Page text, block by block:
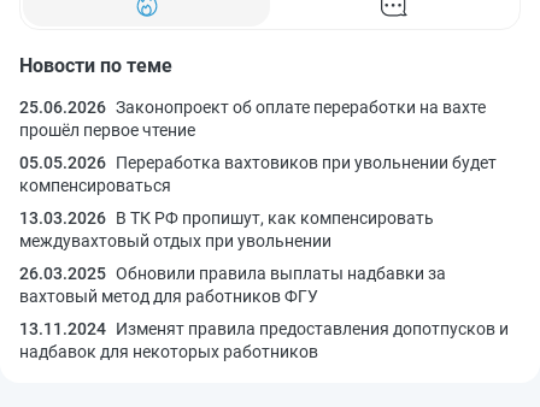
Новости по теме
25.06.2026 Законопроект об оплате переработки на вахте
прошёл первое чтение
05.05.2026 Переработка вахтовиков при увольнении будет
компенсироваться
13.03.2026 В ТК РФ пропишут, как компенсировать
междувахтовый отдых при увольнении
26.03.2025 Обновили правила выплаты надбавки за
вахтовый метод для работников ФГУ
13.11.2024 Изменят правила предоставления допотпусков и
надбавок для некоторых работников